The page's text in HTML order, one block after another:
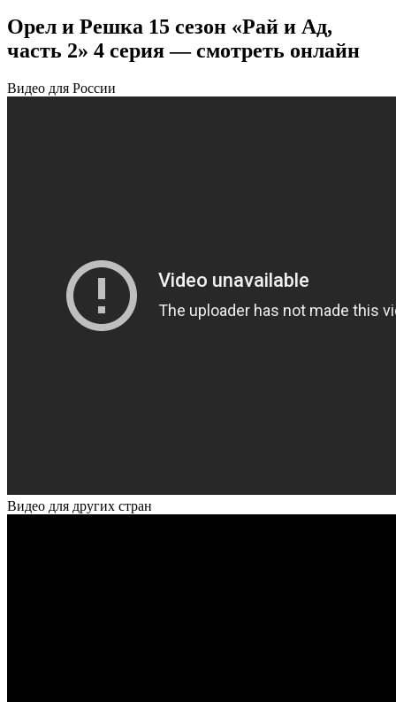
Орел и Решка 15 сезон «Рай и Ад,
часть 2» 4 серия — смотреть онлайн
Видео для России
Видео для других стран